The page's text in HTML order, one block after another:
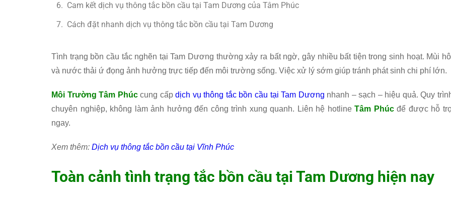
Cam kết dịch vụ thông tắc bồn cầu tại Tam Dương của Tâm Phúc
Cách đặt nhanh dịch vụ thông tắc bồn cầu tại Tam Dương
Tình trạng bồn cầu tắc nghẽn tại Tam Dương thường xảy ra bất ngờ, gây nhiều bất tiện trong sinh hoạt. Mùi
và nước thải ứ đọng ảnh hưởng trực tiếp đến môi trường sống. Việc xử lý sớm giúp tránh phát sinh chi phí lớn.
Môi Trường Tâm Phúccung cấpdịch vụ thông tắc bồn cầu tại Tam Dương nhanh – sạch – hiệu quả. Quy
chuyên nghiệp, không làm ảnh hưởng đến công trình xung quanh. Liên hệ hotlineTâm Phúcđể được hỗ
ngay.
Xem thêm: Dịch vụ thông tắc bồn cầu tại Vĩnh Phúc
Toàn cảnh tình trạng tắc bồn cầu tại Tam Dương hiện nay